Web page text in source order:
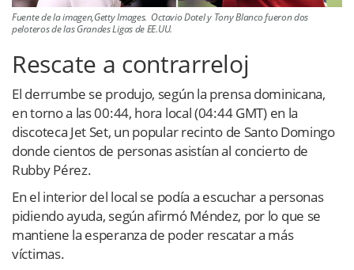
Fuente de la imagen,Getty Images. Octavio Dotel y Tony Blanco fueron dos
peloteros de las Grandes Ligas de EE.UU.
Rescate a contrarreloj
El derrumbe se produjo, según la prensa dominicana,
en torno a las 00:44, hora local (04:44 GMT) en la
discoteca Jet Set, un popular recinto de Santo Domingo
donde cientos de personas asistían al concierto de
Rubby Pérez.
En el interior del local se podía a escuchar a personas
pidiendo ayuda, según afirmó Méndez, por lo que se
mantiene la esperanza de poder rescatar a más
víctimas.